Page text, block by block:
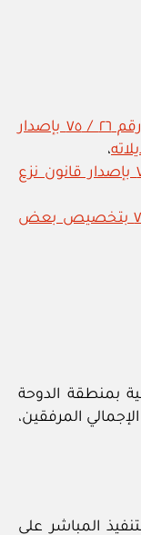
المرسوم السلطاني رقم ٢٦ / ٧٥ بإصدار
،
المرسوم السلطاني رقم ٦٤ / ٧٨ بإصدار قانون نزع
المرسوم السلطاني رقم ٣٣ / ٧٨ بتخصيص بعض
بمنطقة الدوحة
المرفقين،
المباشر على